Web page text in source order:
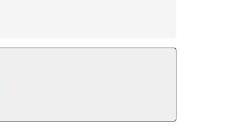
disponible.